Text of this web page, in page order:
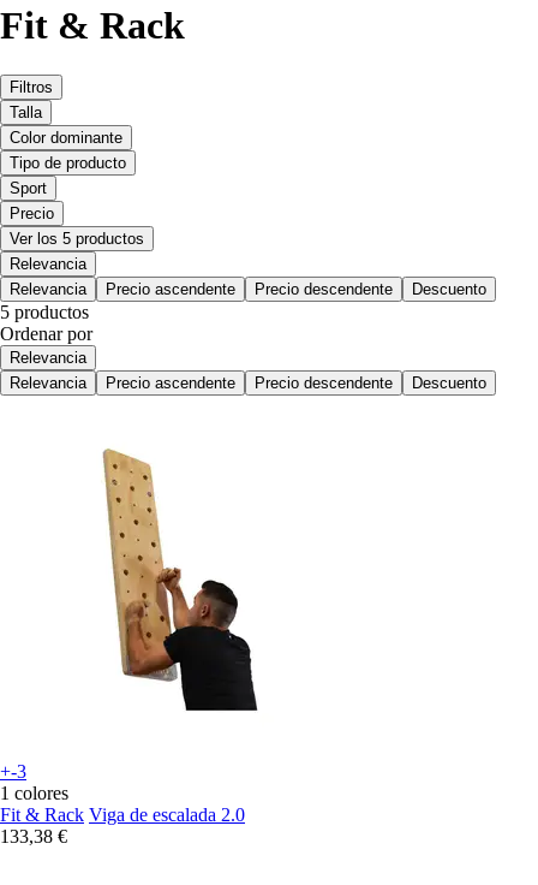
Fit & Rack
Filtros
Talla
Color dominante
Tipo de producto
Sport
Precio
Ver los 5 productos
Relevancia
Relevancia
Precio ascendente Precio descendente Descuento
5 productos
Ordenar por
Relevancia
Relevancia
Precio ascendente Precio descendente Descuento
+-3
1 colores
Fit & Rack Viga de escalada 2.0
133,38 €